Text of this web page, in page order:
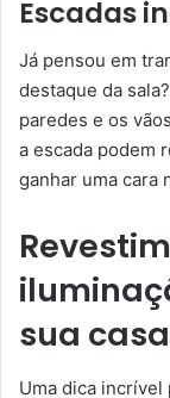
Escadas
Já pensou em
destaque da
paredes e os
a escada podem
ganhar uma cara
sua
Uma dica incrível